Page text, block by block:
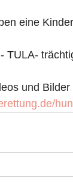
eine
TULA-
und Bilder